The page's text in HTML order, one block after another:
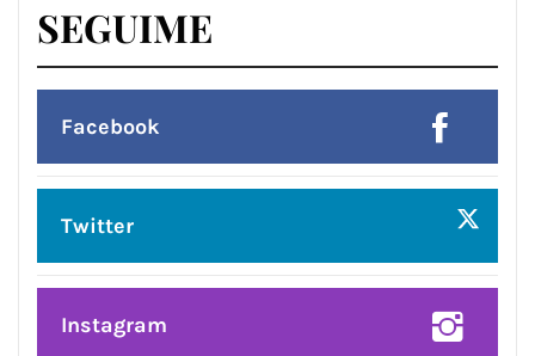
SEGUIME
Facebook
Twitter
Instagram